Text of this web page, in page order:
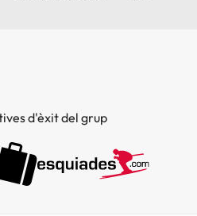
d'èxit del grup